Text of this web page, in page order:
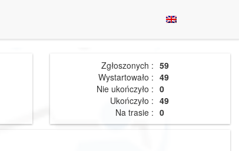
Zgłoszonych : 59
Wystartowało : 49
Nie ukończyło : 0
Ukończyło : 49
Na trasie : 0